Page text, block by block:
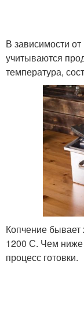
В зависимости
учитываются
температура,
Копчение
1200 С. Чем ниже
процесс готовки.